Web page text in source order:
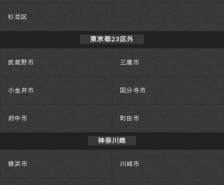
杉並区
東京都23区外
武蔵野市 三鷹市
小金井市 国分寺市
府中市 町田市
神奈川県
横浜市 川崎市